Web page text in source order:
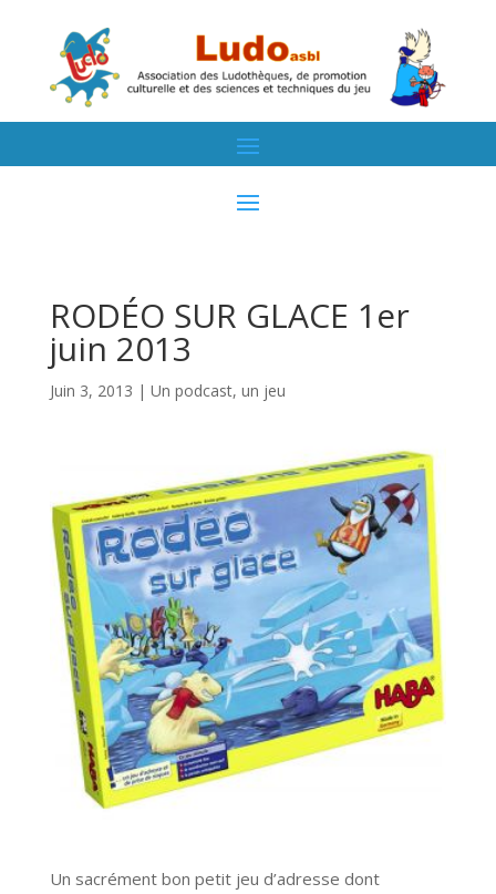
RODÉO SUR GLACE 1er
juin 2013
Juin 3, 2013 | Un podcast, un jeu
Un sacrément bon petit jeu d’adresse dont